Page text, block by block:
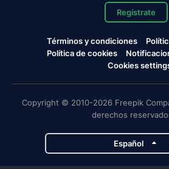
Regístrate
Términos y condiciones
Política de cookies
Cookies
Copyright © 2010-2026 Freepik
derechos
Español